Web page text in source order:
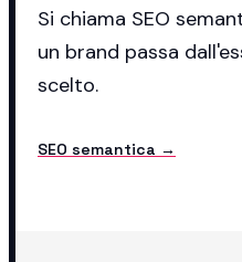
Si chiama SEO
un brand passa
scelto.
SEO semantica →